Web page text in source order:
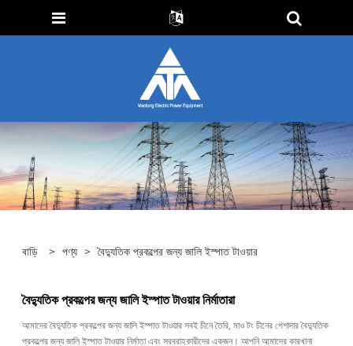
বাড়ি > পণ্য > বৈদ্যুতিক প্রকল্পের জন্য জালি ইস্পাত টাওয়ার
বৈদ্যুতিক প্রকল্পের জন্য জালি ইস্পাত টাওয়ার নির্মাতারা
আমাদের বৈদ্যুতিক প্রকল্পের জন্য জালি ইস্পাত টাওয়ার সবই চীনে তৈরি, মাও টং চীনের পেশাদার বৈদ্যুতিক
প্রকল্পের জন্য জালি ইস্পাত টাওয়ার নির্মাতা এবং সরবরাহকারীদের একজন। আপনি আমাদের কারখানা